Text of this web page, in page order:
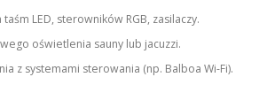
LED, sterowników RGB, zasilaczy.
oświetlenia sauny lub jacuzzi.
z systemami sterowania (np. Balboa Wi-Fi).